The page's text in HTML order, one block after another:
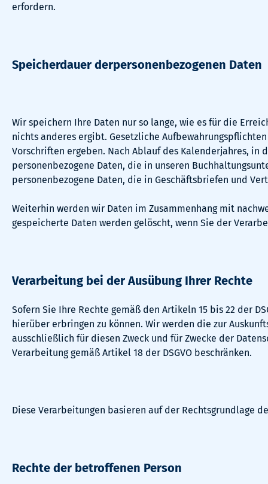
erfordern.
Speicherdauer derpersonenbezogenen Daten
Wir speichern Ihre Daten nur so lange, wie es für die
nichts anderes ergibt. Gesetzliche
Vorschriften ergeben. Nach Ablauf des Kalenderjahres, in
personenbezogene Daten, die in unseren
personenbezogene Daten, die in Geschäftsbriefen und
Weiterhin werden wir Daten im Zusammenhang mit
gespeicherte Daten werden gelöscht, wenn Sie der
Verarbeitung bei der Ausübung Ihrer Rechte
Sofern Sie Ihre Rechte gemäß den Artikeln 15 bis 22 der
hierüber erbringen zu können. Wir werden die zur
ausschließlich für diesen Zweck und für Zwecke der
Verarbeitung gemäß Artikel 18 der DSGVO beschränken.
Diese Verarbeitungen basieren auf der Rechtsgrundlage
Rechte der betroffenen Person